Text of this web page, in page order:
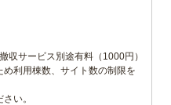
サービス別途有料（1000円）
利用棟数、サイト数の制限を
い。